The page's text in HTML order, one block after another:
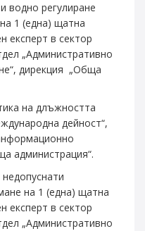
водно регулиране
1 (една) щатна
експерт в сектор
„Административно
дирекция „Обща
на длъжността
дейност“,
администрация“.
на 1 (една) щатна
експерт в сектор
„Административно